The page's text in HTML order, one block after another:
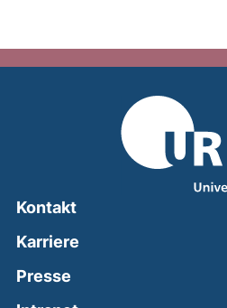
Kontakt
Karriere
Presse